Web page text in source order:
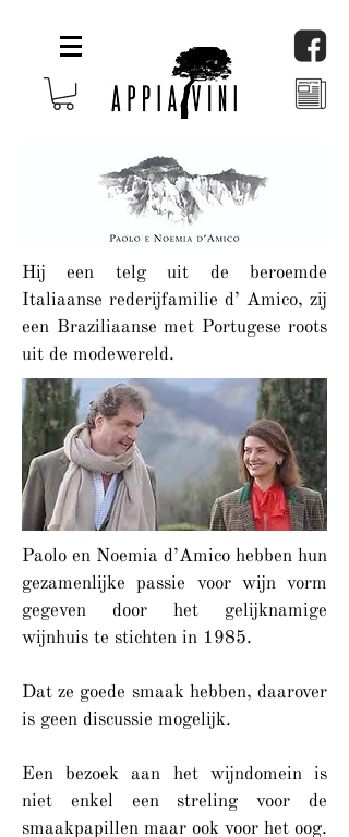
Hij een telg uit de beroemde
Italiaanse rederijfamilie d’ Amico, zij
een Braziliaanse met Portugese roots
uit de modewereld.
Paolo en Noemia d’Amico hebben hun
gezamenlijke passie voor wijn vorm
gegeven door het gelijknamige
wijnhuis te stichten in 1985.
Dat ze goede smaak hebben, daarover
is geen discussie mogelijk.
Een bezoek aan het wijndomein is
niet enkel een streling voor de
smaakpapillen maar ook voor het oog.